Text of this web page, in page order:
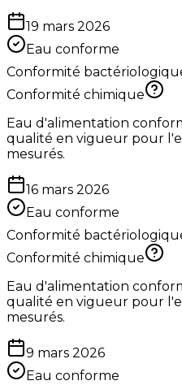
19 mars 2026
Eau conforme
Conformité
Conformité chimique
Eau d'alimentation
qualité en vigueur pour
mesurés.
16 mars 2026
Eau conforme
Conformité
Conformité chimique
Eau d'alimentation
qualité en vigueur pour
mesurés.
9 mars 2026
Eau conforme